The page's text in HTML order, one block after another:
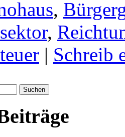
,
,
| Schreib